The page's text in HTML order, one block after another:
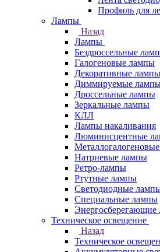
Профиль для
Лампы
Назад
Лампы
Бездроссельные
Галогеновые лампы
Декоративные лампы
Диммируемые
Дроссельные лампы
Зеркальные лампы
КЛЛ
Лампы накаливания
Люминисцентные
Натриевые лампы
Ретро-лампы
Ртутные лампы
Светодиодные
Специальные лампы
Техническое освещение
Назад
Техническое